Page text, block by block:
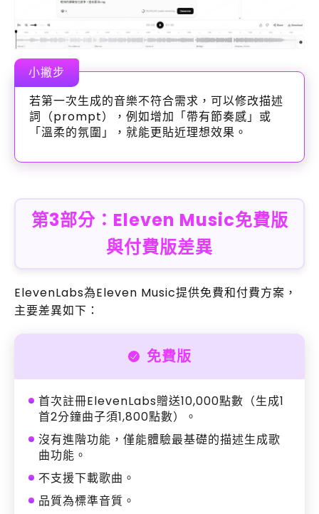
小撇步
若第一次生成的音樂不符合需求，可以修改描述
詞（prompt），例如增加「帶有節奏感」或
「溫柔的氛圍」，就能更貼近理想效果。
第3部分：Eleven Music免費版
與付費版差異
ElevenLabs為Eleven Music提供免費和付費方案，
主要差異如下：
免費版
首次註冊ElevenLabs贈送10,000點數（生成1
首2分鐘曲子須1,800點數）。
沒有進階功能，僅能體驗最基礎的描述生成歌
曲功能。
不支援下載歌曲。
品質為標準音質。